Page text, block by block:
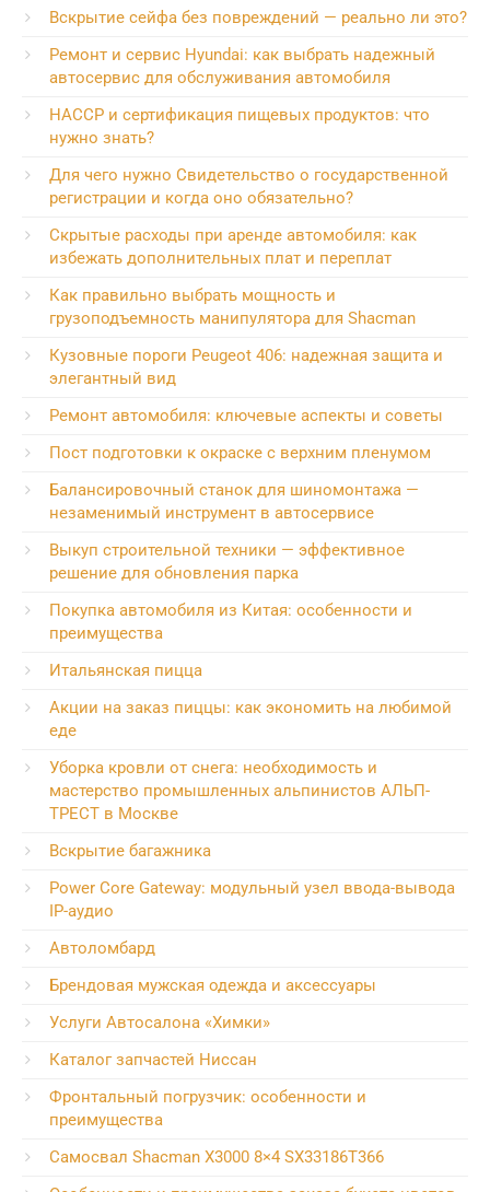
Вскрытие сейфа без повреждений — реально ли это?
Ремонт и сервис Hyundai: как выбрать надежный
автосервис для обслуживания автомобиля
HACCP и сертификация пищевых продуктов: что
нужно знать?
Для чего нужно Свидетельство о государственной
регистрации и когда оно обязательно?
Скрытые расходы при аренде автомобиля: как
избежать дополнительных плат и переплат
Как правильно выбрать мощность и
грузоподъемность манипулятора для Shacman
Кузовные пороги Peugeot 406: надежная защита и
элегантный вид
Ремонт автомобиля: ключевые аспекты и советы
Пост подготовки к окраске с верхним пленумом
Балансировочный станок для шиномонтажа —
незаменимый инструмент в автосервисе
Выкуп строительной техники — эффективное
решение для обновления парка
Покупка автомобиля из Китая: особенности и
преимущества
Итальянская пицца
Акции на заказ пиццы: как экономить на любимой
еде
Уборка кровли от снега: необходимость и
мастерство промышленных альпинистов АЛЬП-
ТРЕСТ в Москве
Вскрытие багажника
Power Core Gateway: модульный узел ввода-вывода
IP-аудио
Автоломбард
Брендовая мужская одежда и аксессуары
Услуги Автосалона «Химки»
Каталог запчастей Ниссан
Фронтальный погрузчик: особенности и
преимущества
Самосвал Shacman X3000 8×4 SX33186T366